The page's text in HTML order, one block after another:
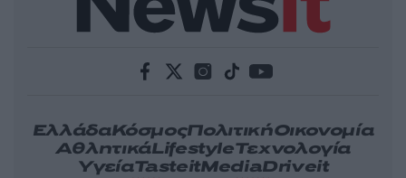
ΕλλάδαΚόσμοςΠολιτικήΟικονομία
ΑθλητικάLifestyleΤεχνολογία
ΥγείαTasteitMediaDriveit